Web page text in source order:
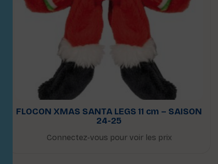
FLOCON XMAS SANTA LEGS 11 cm – SAISON
24-25
Connectez-vous pour voir les prix